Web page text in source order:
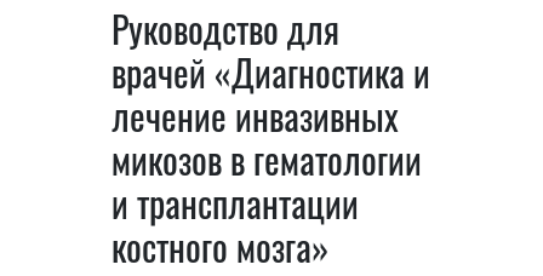
Руководство для
врачей «Диагностика и
лечение инвазивных
микозов в гематологии
и трансплантации
костного мозга»